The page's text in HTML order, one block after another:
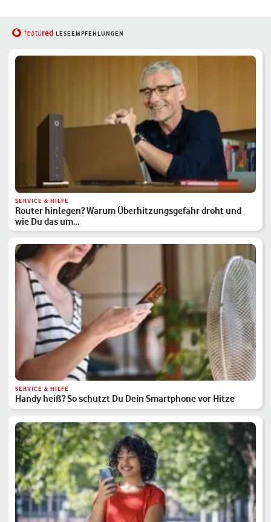
featured LESEEMPFEHLUNGEN
SERVICE & HILFE
Router hinlegen? Warum Überhitzungsgefahr droht und
wie Du das um…
SERVICE & HILFE
Handy heiß? So schützt Du Dein Smartphone vor Hitze